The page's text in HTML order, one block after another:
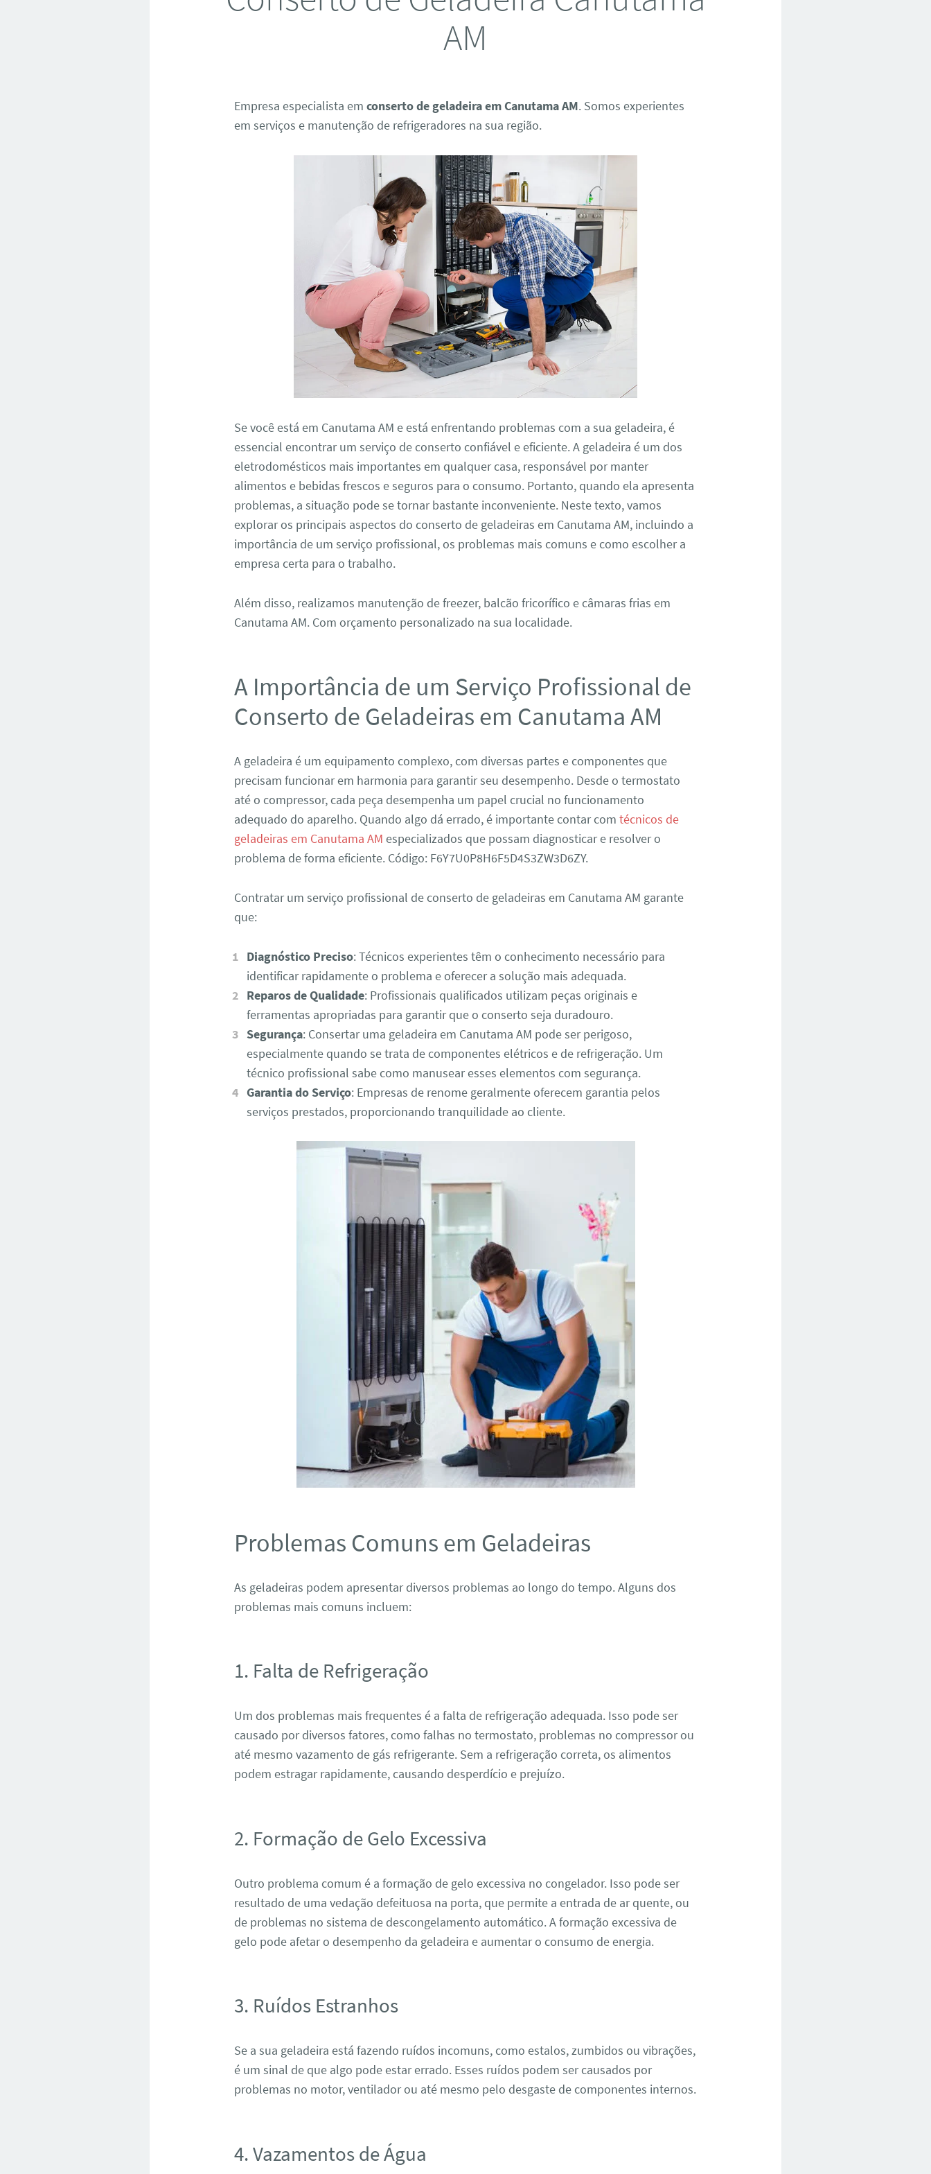
AM
Empresa especialista emconserto de geladeira em Canutama AM. Somos experientes
em serviços e manutenção de refrigeradores na sua região.
Se você está em Canutama AM e está enfrentando problemas com a sua geladeira, é
essencial encontrar um serviço de conserto confiável e eficiente. A geladeira é um dos
eletrodomésticos mais importantes em qualquer casa, responsável por manter
alimentos e bebidas frescos e seguros para o consumo. Portanto, quando ela apresenta
problemas, a situação pode se tornar bastante inconveniente. Neste texto, vamos
explorar os principais aspectos do conserto de geladeiras em Canutama AM, incluindo a
importância de um serviço profissional, os problemas mais comuns e como escolher a
empresa certa para o trabalho.
Além disso, realizamos manutenção de freezer, balcão fricorífico e câmaras frias em
Canutama AM. Com orçamento personalizado na sua localidade.
A Importância de um Serviço Profissional de
Conserto de Geladeiras em Canutama AM
A geladeira é um equipamento complexo, com diversas partes e componentes que
precisam funcionar em harmonia para garantir seu desempenho. Desde o termostato
até o compressor, cada peça desempenha um papel crucial no funcionamento
adequado do aparelho. Quando algo dá errado, é importante contar comtécnicos de
geladeiras em Canutama AM especializados que possam diagnosticar e resolver o
problema de forma eficiente. Código: F6Y7U0P8H6F5D4S3ZW3D6ZY.
Contratar um serviço profissional de conserto de geladeiras em Canutama AM garante
que:
Diagnóstico Preciso: Técnicos experientes têm o conhecimento necessário para
identificar rapidamente o problema e oferecer a solução mais adequada.
Reparos de Qualidade: Profissionais qualificados utilizam peças originais e
ferramentas apropriadas para garantir que o conserto seja duradouro.
Segurança: Consertar uma geladeira em Canutama AM pode ser perigoso,
especialmente quando se trata de componentes elétricos e de refrigeração. Um
técnico profissional sabe como manusear esses elementos com segurança.
Garantia do Serviço: Empresas de renome geralmente oferecem garantia pelos
serviços prestados, proporcionando tranquilidade ao cliente.
Problemas Comuns em Geladeiras
As geladeiras podem apresentar diversos problemas ao longo do tempo. Alguns dos
problemas mais comuns incluem:
1. Falta de Refrigeração
Um dos problemas mais frequentes é a falta de refrigeração adequada. Isso pode ser
causado por diversos fatores, como falhas no termostato, problemas no compressor ou
até mesmo vazamento de gás refrigerante. Sem a refrigeração correta, os alimentos
podem estragar rapidamente, causando desperdício e prejuízo.
2. Formação de Gelo Excessiva
Outro problema comum é a formação de gelo excessiva no congelador. Isso pode ser
resultado de uma vedação defeituosa na porta, que permite a entrada de ar quente, ou
de problemas no sistema de descongelamento automático. A formação excessiva de
gelo pode afetar o desempenho da geladeira e aumentar o consumo de energia.
3. Ruídos Estranhos
Se a sua geladeira está fazendo ruídos incomuns, como estalos, zumbidos ou vibrações,
é um sinal de que algo pode estar errado. Esses ruídos podem ser causados por
problemas no motor, ventilador ou até mesmo pelo desgaste de componentes internos.
4. Vazamentos de Água